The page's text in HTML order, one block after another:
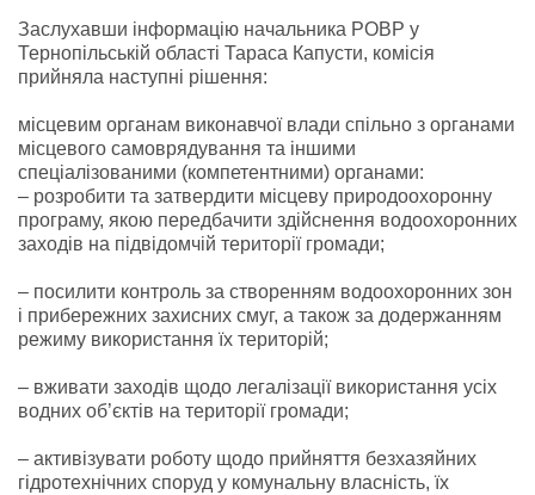
Заслухавши інформацію начальника РОВР у
Тернопільській області Тараса Капусти, комісія
прийняла наступні рішення:
місцевим органам виконавчої влади спільно з органами
місцевого самоврядування та іншими
спеціалізованими (компетентними) органами:
– розробити та затвердити місцеву природоохоронну
програму, якою передбачити здійснення водоохоронних
заходів на підвідомчій території громади;
– посилити контроль за створенням водоохоронних зон
і прибережних захисних смуг, а також за додержанням
режиму використання їх територій;
– вживати заходів щодо легалізації використання усіх
водних об’єктів на території громади;
– активізувати роботу щодо прийняття безхазяйних
гідротехнічних споруд у комунальну власність, їх